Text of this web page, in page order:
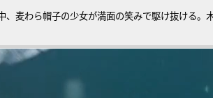
、麦わら帽子の少女が満面の笑みで駆け抜ける